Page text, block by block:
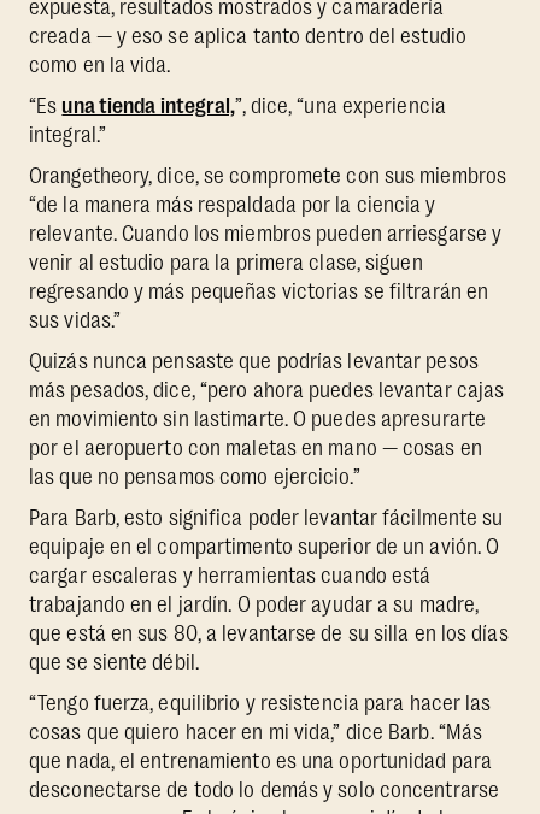
expuesta, resultados mostrados y camaradería
creada — y eso se aplica tanto dentro del estudio
como en la vida.
“Es una tienda integral,”, dice, “una experiencia
integral.”
Orangetheory, dice, se compromete con sus miembros
“de la manera más respaldada por la ciencia y
relevante. Cuando los miembros pueden arriesgarse y
venir al estudio para la primera clase, siguen
regresando y más pequeñas victorias se filtrarán en
sus vidas.”
Quizás nunca pensaste que podrías levantar pesos
más pesados, dice, “pero ahora puedes levantar cajas
en movimiento sin lastimarte. O puedes apresurarte
por el aeropuerto con maletas en mano — cosas en
las que no pensamos como ejercicio.”
Para Barb, esto significa poder levantar fácilmente su
equipaje en el compartimento superior de un avión. O
cargar escaleras y herramientas cuando está
trabajando en el jardín. O poder ayudar a su madre,
que está en sus 80, a levantarse de su silla en los días
que se siente débil.
“Tengo fuerza, equilibrio y resistencia para hacer las
cosas que quiero hacer en mi vida,” dice Barb. “Más
que nada, el entrenamiento es una oportunidad para
desconectarse de todo lo demás y solo concentrarse